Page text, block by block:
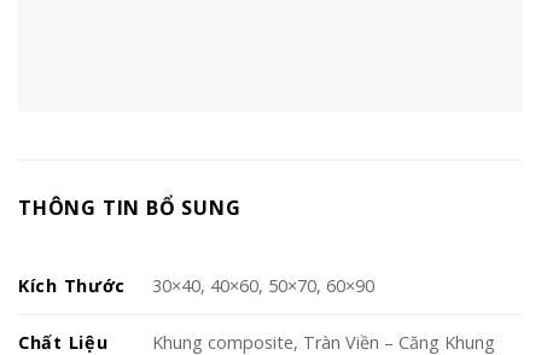
THÔNG TIN BỔ SUNG
Kích Thước 30×40, 40×60, 50×70, 60×90
Chất Liệu Khung composite, Tràn Viền – Căng Khung